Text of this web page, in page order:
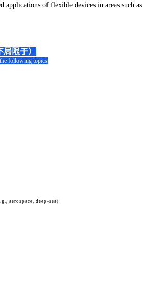
applications of flexible devices in areas such
限于）
following topics
aerospace, deep-sea)